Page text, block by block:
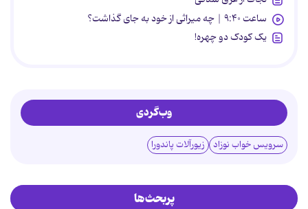
ساعت ۹:۴۰ | چه میراثی از خود به جای گذاشت؟
یک کودک دو چهره!
وب‌گردی
سرویس خواب نوزاد زیورآلات پاندورا
پربحث‌ها